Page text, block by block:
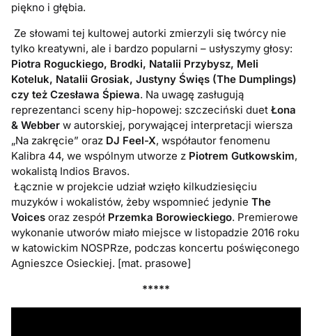
piękno i głębia.
Ze słowami tej kultowej autorki zmierzyli się twórcy nie
tylko kreatywni, ale i bardzo popularni – usłyszymy głosy:
Piotra Roguckiego, Brodki, Natalii Przybysz, Meli
Koteluk, Natalii Grosiak, Justyny Święs (The Dumplings)
czy też Czesława Śpiewa. Na uwagę zasługują
reprezentanci sceny hip-hopowej: szczeciński duetŁona
& Webber w autorskiej, porywającej interpretacji wiersza
„Na zakręcie” oraz DJ Feel-X, współautor fenomenu
Kalibra 44, we wspólnym utworze z Piotrem Gutkowskim,
wokalistą Indios Bravos.
Łącznie w projekcie udział wzięło kilkudziesięciu
muzyków i wokalistów, żeby wspomnieć jedynieThe
Voices oraz zespół Przemka Borowieckiego. Premierowe
wykonanie utworów miało miejsce w listopadzie 2016 roku
w katowickim NOSPRze, podczas koncertu poświęconego
Agnieszce Osieckiej. [mat. prasowe]
*****